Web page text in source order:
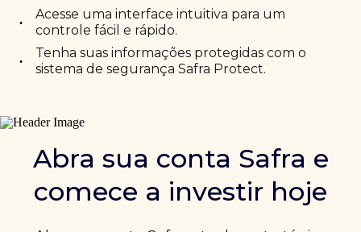
•
Acesse uma interface intuitiva para um
controle fácil e rápido.
•
Tenha suas informações protegidas com o
sistema de segurança Safra Protect.
Abra sua conta Safra e
comece a investir hoje